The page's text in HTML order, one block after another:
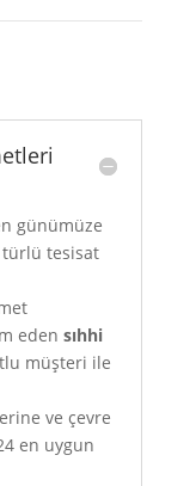
günümüze
tesisat
eden sıhhi
müşteri ile
ve çevre
en uygun